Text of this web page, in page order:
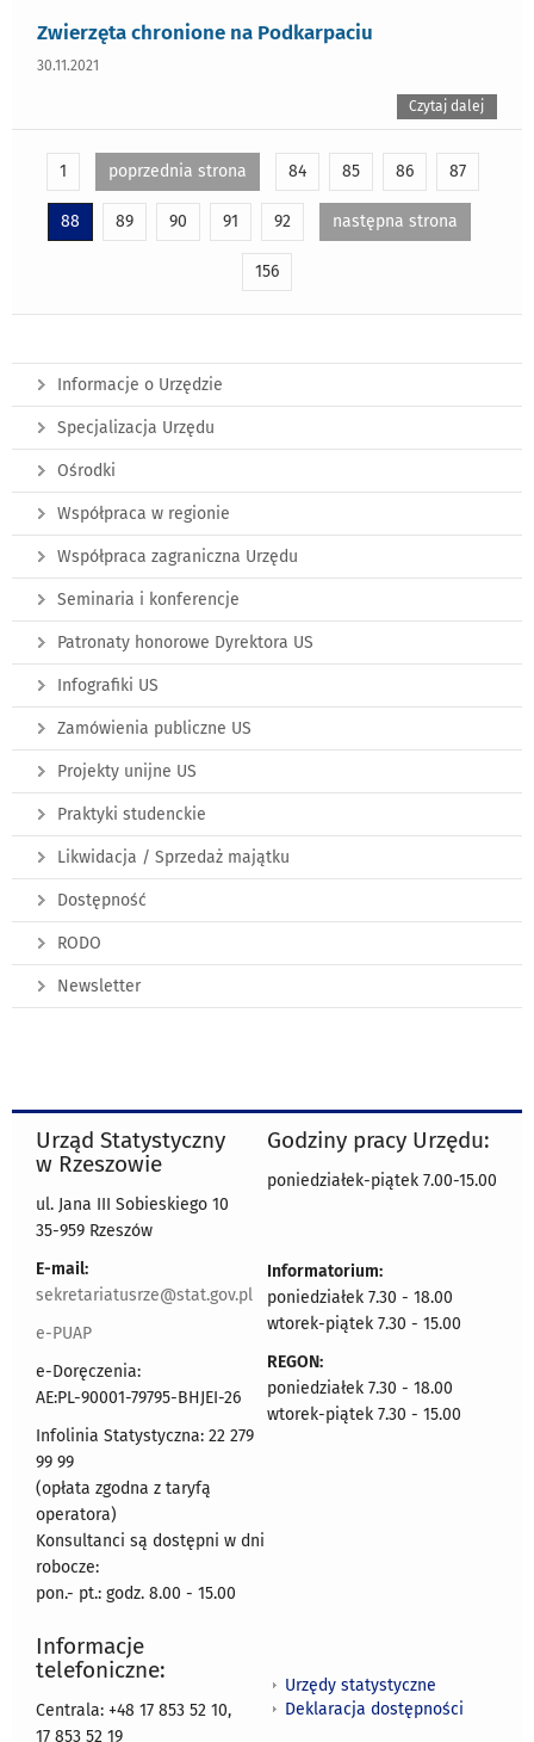
Zwierzęta chronione na Podkarpaciu
30.11.2021
Czytaj dalej
1 poprzednia strona 84 85 86 87
88 89 90 91 92 następna strona
156
Informacje o Urzędzie
Specjalizacja Urzędu
Ośrodki
Współpraca w regionie
Współpraca zagraniczna Urzędu
Seminaria i konferencje
Patronaty honorowe Dyrektora US
Infografiki US
Zamówienia publiczne US
Projekty unijne US
Praktyki studenckie
Likwidacja / Sprzedaż majątku
Dostępność
RODO
Newsletter
Urząd Statystyczny
w Rzeszowie
ul. Jana III Sobieskiego 10
35-959 Rzeszów
E-mail:
sekretariatusrze@stat.gov.pl
e-PUAP
e-Doręczenia:
AE:PL-90001-79795-BHJEI-26
Infolinia Statystyczna: 22 279
99 99
(opłata zgodna z taryfą
operatora)
Konsultanci są dostępni w dni
robocze:
pon.- pt.: godz. 8.00 - 15.00
Godziny pracy Urzędu:
poniedziałek-piątek 7.00-15.00
Informatorium:
poniedziałek 7.30 - 18.00
wtorek-piątek 7.30 - 15.00
REGON:
poniedziałek 7.30 - 18.00
wtorek-piątek 7.30 - 15.00
Informacje
telefoniczne:
Centrala: +48 17 853 52 10,
17 853 52 19
Urzędy statystyczne
Deklaracja dostępności